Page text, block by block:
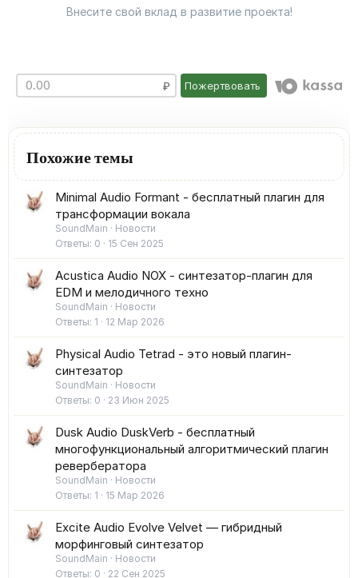
Внесите свой вклад в развитие проекта!
Пожертвовать
Похожие темы
Minimal Audio Formant - бесплатный плагин для
трансформации вокала
SoundMain
Новости
Ответы 0 15 Сен 2025
Acustica Audio NOX - синтезатор-плагин для
EDM и мелодичного техно
SoundMain
Новости
Ответы 1 12 Мар 2026
Physical Audio Tetrad - это новый плагин-
синтезатор
SoundMain
Новости
Ответы 0 23 Июн 2025
Dusk Audio DuskVerb - бесплатный
многофункциональный алгоритмический плагин
ревербератора
SoundMain
Новости
Ответы 1 15 Мар 2026
Excite Audio Evolve Velvet — гибридный
морфинговый синтезатор
SoundMain
Новости
Ответы 0 22 Сен 2025